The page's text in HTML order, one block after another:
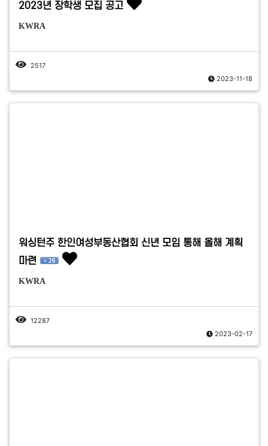
2023년 장학생 모집 공고
KWRA
2517
2023-11-18
워싱턴주 한인여성부동산협회 신년 모임 통해 올해 계획
마련
+ 26
KWRA
12287
2023-02-17